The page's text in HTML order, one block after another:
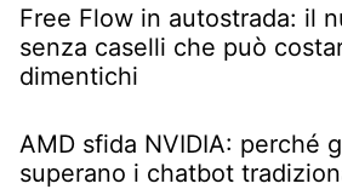
Free Flow in autostrada: il
senza caselli che può
dimentichi
AMD sfida NVIDIA: perché
superano i chatbot